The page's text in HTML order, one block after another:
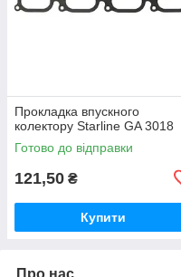
Прокладка впускного
колектору Starline GA 3018
Готово до відправки
121,50 ₴
Купити
Про нас